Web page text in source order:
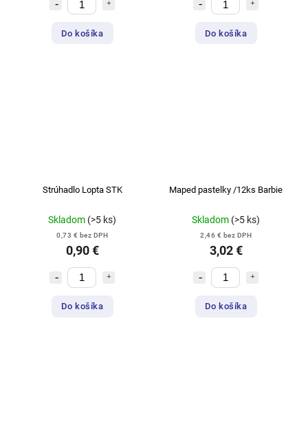
Do košíka Do košíka
Strúhadlo Lopta STK
Skladom (>5 ks)
0,73 € bez DPH
0,90 €
Do košíka
Maped pastelky /12ks Barbie
Skladom (>5 ks)
2,46 € bez DPH
3,02 €
Do košíka